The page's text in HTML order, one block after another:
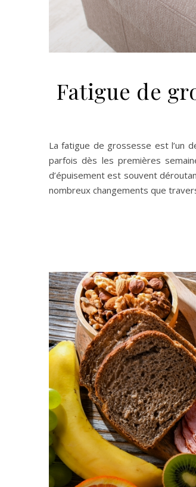
Fatigue de
La fatigue de grossesse est l’un
parfois dès les premières
d’épuisement est souvent
nombreux changements que